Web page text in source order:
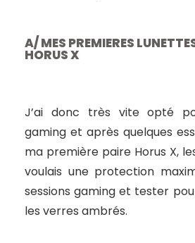
A/ MES PREMIERES
HORUS X
J’ai donc très vite opté
gaming et après quelques
ma première paire Horus X,
voulais une protection
sessions gaming et tester
les verres ambrés.